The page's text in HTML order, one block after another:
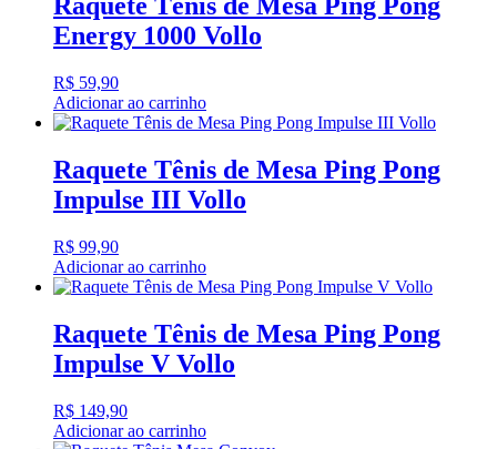
Raquete Tênis de Mesa Ping Pong
Energy 1000 Vollo
R$ 59,90
Adicionar ao carrinho
Raquete Tênis de Mesa Ping Pong
Impulse III Vollo
R$ 99,90
Adicionar ao carrinho
Raquete Tênis de Mesa Ping Pong
Impulse V Vollo
R$ 149,90
Adicionar ao carrinho